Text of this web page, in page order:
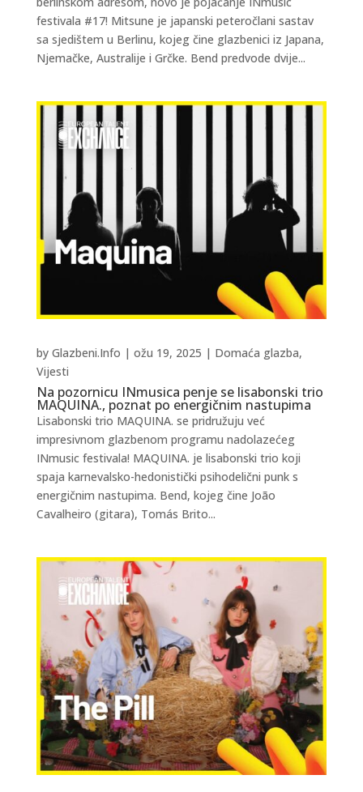
festivala #17! Mitsune je japanski peteročlani sastav
sa sjedištem u Berlinu, kojeg čine glazbenici iz Japana,
Njemačke, Australije i Grčke. Bend predvode dvije...
Na pozornicu INmusica penje se lisabonski trio
MAQUINA., poznat po energičnim nastupima
by Glazbeni.Info | ožu 19, 2025 | Domaća glazba,
Vijesti
Lisabonski trio MAQUINA. se pridružuju već
impresivnom glazbenom programu nadolazećeg
INmusic festivala! MAQUINA. je lisabonski trio koji
spaja karnevalsko-hedonistički psihodelični punk s
energičnim nastupima. Bend, kojeg čine João
Cavalheiro (gitara), Tomás Brito...